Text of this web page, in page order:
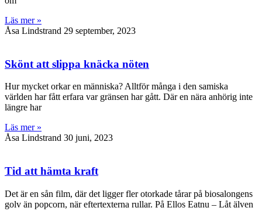
Läs mer »
Åsa Lindstrand 29 september, 2023
Skönt att slippa knäcka nöten
Hur mycket orkar en människa? Alltför många i den samiska
världen har fått erfara var gränsen har gått. Där en nära anhörig inte
längre har
Läs mer »
Åsa Lindstrand 30 juni, 2023
Tid att hämta kraft
Det är en sån film, där det ligger fler otorkade tårar på biosalongens
golv än popcorn, när eftertexterna rullar. På Ellos Eatnu – Låt älven